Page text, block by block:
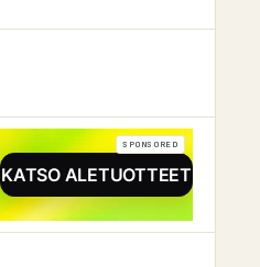
KATSO ALETUOTTEET
SPONSORED